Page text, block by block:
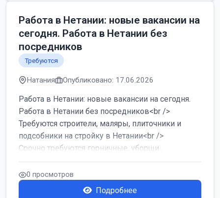
Работа в Нетании: новые вакансии на
сегодня. Работа в Нетании без
посредников
Требуются
Натания Опубликовано: 17.06.2026
Работа в Нетании: новые вакансии на сегодня.
Работа в Нетании без посредников<br />
Требуются строители, маляры, плиточники и
подсобники на стройку в Нетании<br />
Срочно требуются горничные, уборщи...
0 просмотров
Подробнее